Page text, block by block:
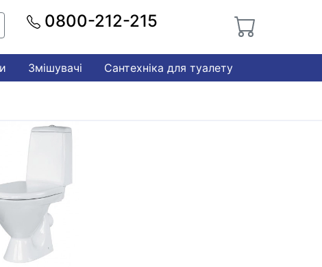
0800-212-215
Змішувачі Сантехніка для туалету